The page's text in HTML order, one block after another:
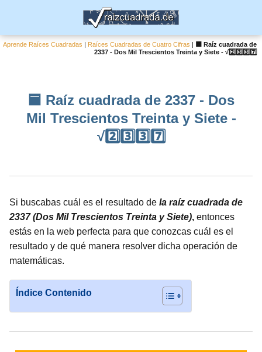
Aprende Raíces Cuadradas | Raíces Cuadradas de Cuatro Cifras |
🟦 Raíz cuadrada de
2337 - Dos Mil Trescientos Treinta y Siete - √2️⃣3️⃣3️⃣7️⃣
🟦 Raíz cuadrada de 2337 - Dos
Mil Trescientos Treinta y Siete -
√2️⃣3️⃣3️⃣7️⃣
Si buscabas cuál es el resultado de la raíz cuadrada de
2337 (Dos Mil Trescientos Treinta y Siete), entonces
estás en la web perfecta para que conozcas cuál es el
resultado y de qué manera resolver dicha operación de
matemáticas.
Índice Contenido